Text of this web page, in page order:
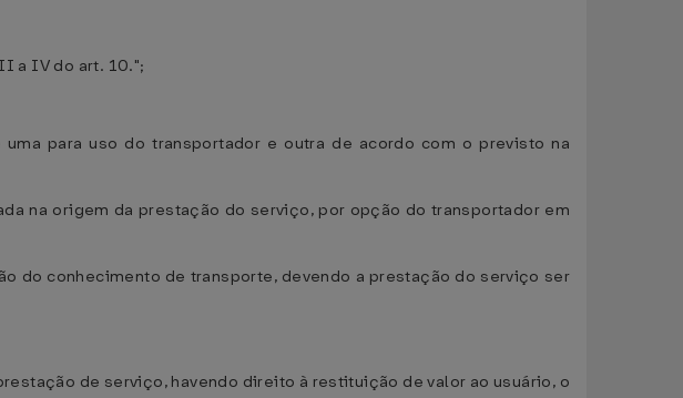
a IV do art. 10.";
para uso do transportador e outra de acordo com o previsto na
na origem da prestação do serviço, por opção do transportador em
do conhecimento de transporte, devendo a prestação do serviço ser
de serviço, havendo direito à restituição de valor ao usuário, o